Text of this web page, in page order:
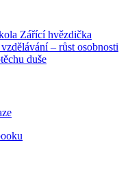
Zářící hvězdička
– růst osobnosti
duše